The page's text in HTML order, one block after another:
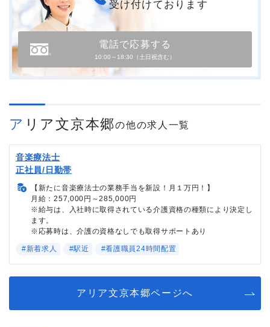
受け付けております
電話で応募する
10:00～18:30（土日祝含む）
アリア文京本郷の他の求人一覧
音楽療法士
正社員/日勤帯
【新たに音楽療法士の業務手当を新設！月１万円！】
月給：257,000円～285,000円
※給与は、入社時に取得されている介護資格の種類により決定し
ます。
※応募時は、介護の資格なしでも取得サポートあり
#新着求人 #駅近 #看護職員24時間配置
アリア文京本郷ページへ